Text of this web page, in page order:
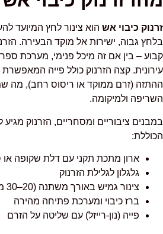
זרנוק כיבוי אש הוא צינור לחץ המיועד
בלחץ גבוה, ישירות אל מוקד הבעירה.
קבוע – בין אם זה מיכל פנימי, מערכת
עירונית. קצה הזרנוק כולל פייה
ההתזה (זרם ממוקד או ריסוס רחב), מה
השריפה ולמיקומה.
במבנים ציבוריים ומסחריים, הזרנוק
הכוללת:
ארון מתכת תקני עם דלת שקופה או
גלגלון לגלילת הזרנוק
צינור גמיש באורך משתנה (20–30 מטר לרוב)
ברז כיבוי ומערכת פתיחה מהירה
פייה (נון-רייזל) עם שליטה על הזרם